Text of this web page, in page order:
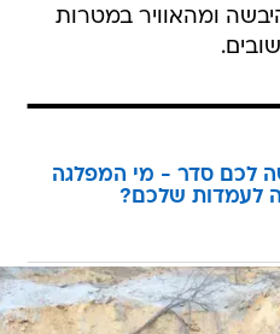
ומהאוויר במטרות
לכם סדר - מי המפלגה
לעמדות שלכם?